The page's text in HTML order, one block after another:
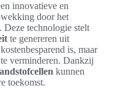
innovatieve en
door het
Deze technologie stelt
te genereren uit
is, maar
verminderen. Dankzij
kunnen
toekomst.